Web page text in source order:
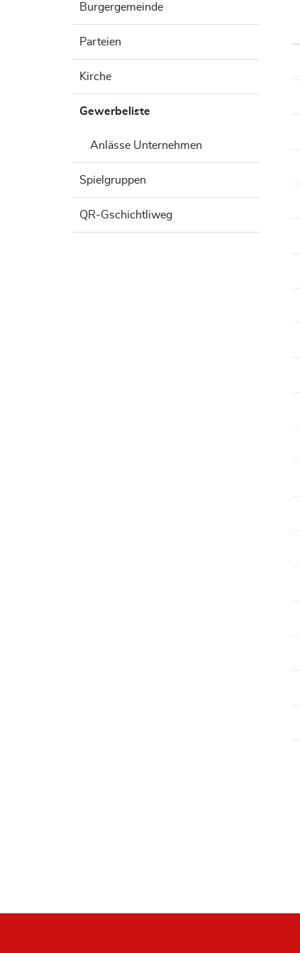
Burgergemeinde
Parteien
Kirche
Gewerbeliste
Anlässe Unternehmen
Spielgruppen
QR-Gschichtliweg
Fusszeile